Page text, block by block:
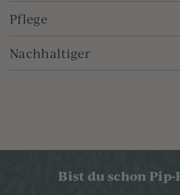
Pflege
Nachhaltiger
Bist du schon Pip-